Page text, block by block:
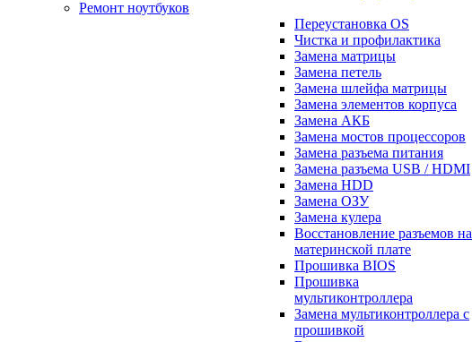
Ремонт ноутбуков
Переустановка OS
Чистка и профилактика
Замена матрицы
Замена петель
Замена шлейфа матрицы
Замена элементов корпуса
Замена АКБ
Замена мостов процессоров
Замена разъема питания
Замена разъема USB / HDMI
Замена HDD
Замена ОЗУ
Замена кулера
Восстановление разъемов на
материнской плате
Прошивка BIOS
Прошивка
мультиконтроллера
Замена мультиконтроллера с
прошивкой